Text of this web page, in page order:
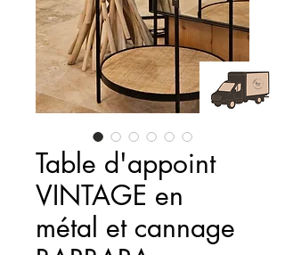
Table d'appoint
VINTAGE en
métal et cannage